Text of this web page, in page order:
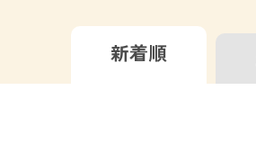
新着順